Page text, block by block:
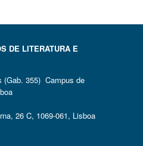
DE LITERATURA E
(Gab. 355) Campus de
26 C, 1069-061, Lisboa